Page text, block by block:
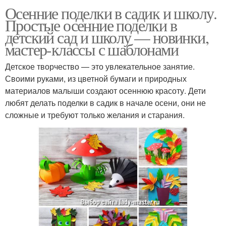
Осенние поделки в садик и школу.
Простые осенние поделки в
детский сад и школу — новинки,
мастер-классы с шаблонами
Детское творчество — это увлекательное занятие.
Своими руками, из цветной бумаги и природных
материалов малыши создают осеннюю красоту. Дети
любят делать поделки в садик в начале осени, они не
сложные и требуют только желания и старания.